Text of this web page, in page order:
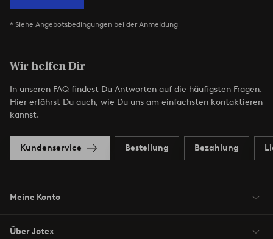
* Siehe Angebotsbedingungen bei der Anmeldung
Wir helfen Dir
In unseren FAQ findest Du Antworten auf die häufigsten Fragen.
Hier erfährst Du auch, wie Du uns am einfachsten kontaktieren
kannst.
Kundenservice Bestellung Bezahlung
Meine Konto
Über Jotex